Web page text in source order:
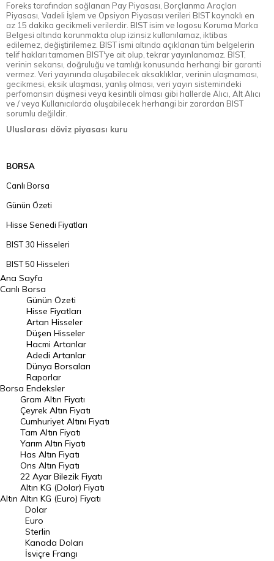
Foreks tarafından sağlanan Pay Piyasası, Borçlanma Araçları
Piyasası, Vadeli İşlem ve Opsiyon Piyasası verileri BIST kaynaklı en
az 15 dakika gecikmeli verilerdir. BIST isim ve logosu Koruma Marka
Belgesi altında korunmakta olup izinsiz kullanılamaz, iktibas
edilemez, değiştirilemez. BIST ismi altında açıklanan tüm belgelerin
telif hakları tamamen BIST'ye ait olup, tekrar yayınlanamaz. BIST,
verinin sekansı, doğruluğu ve tamlığı konusunda herhangi bir garanti
vermez. Veri yayınında oluşabilecek aksaklıklar, verinin ulaşmaması,
gecikmesi, eksik ulaşması, yanlış olması, veri yayın sistemindeki
perfomansın düşmesi veya kesintili olması gibi hallerde Alıcı, Alt Alıcı
ve / veya Kullanıcılarda oluşabilecek herhangi bir zarardan BIST
sorumlu değildir.
Uluslarası döviz piyasası kuru
BORSA
Canlı Borsa
Günün Özeti
Hisse Senedi Fiyatları
BIST 30 Hisseleri
BIST 50 Hisseleri
BIST 100 Hisseleri
En Çok Artan Hisseler
En Çok Düşen Hisseler
Hacmi Artanlar
Geçmiş Kapanışlar
Dünya Borsaları
Raporlar
Endeksler
DÖVİZ
Döviz Kuru
Dolar Kuru
Euro Kuru
Pound Kuru
Frank Kuru
Ana Sayfa
Canlı Borsa
Borsa
Günün Özeti
Hisse Fiyatları
Artan Hisseler
Düşen Hisseler
Hacmi Artanlar
Adedi Artanlar
Dünya Borsaları
Raporlar
Endeksler
Altın
Gram Altın Fiyatı
Çeyrek Altın Fiyatı
Cumhuriyet Altını Fiyatı
Tam Altın Fiyatı
Yarım Altın Fiyatı
Has Altın Fiyatı
Ons Altın Fiyatı
22 Ayar Bilezik Fiyatı
Altın KG (Dolar) Fiyatı
Altın KG (Euro) Fiyatı
Dolar
Euro
Sterlin
Kanada Doları
İsviçre Frangı